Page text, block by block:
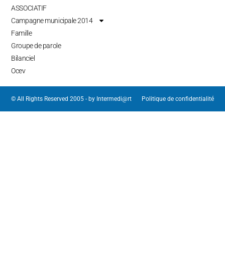
ASSOCIATIF
Campagne municipale 2014
Famille
Groupe de parole
Bilanciel
Ocev
© All Rights Reserved 2005 - by Intermedi@rt Politique de confidentialité